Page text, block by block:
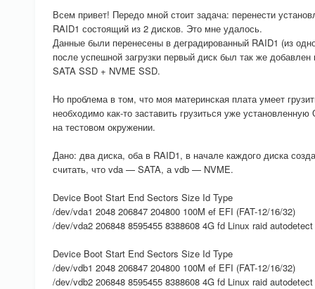
Всем привет! Передо мной стоит задача: перенести
RAID1 состоящий из 2 дисков. Это мне удалось.
Данные были перенесены в деградированный RAID1 (из
после успешной загрузки первый диск был так же
SATA SSD + NVME SSD.
Но проблема в том, что моя материнская плата умеет
необходимо как-то заставить грузиться уже
на тестовом окружении.
Дано: два диска, оба в RAID1, в начале каждого диска
считать, что vda — SATA, а vdb — NVME.
Device Boot Start End Sectors Size Id Type
/dev/vda1 2048 206847 204800 100M ef EFI (FAT-12/16/32)
/dev/vda2 206848 8595455 8388608 4G fd Linux raid autodetect
Device Boot Start End Sectors Size Id Type
/dev/vdb1 2048 206847 204800 100M ef EFI (FAT-12/16/32)
/dev/vdb2 206848 8595455 8388608 4G fd Linux raid autodetect